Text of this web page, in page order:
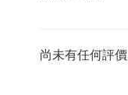
尚未有任何評價